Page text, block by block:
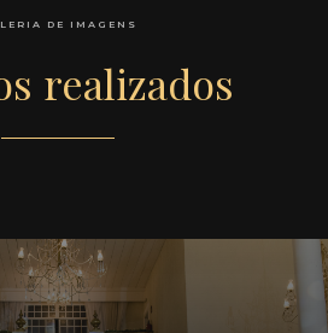
DE IMAGENS
realizados